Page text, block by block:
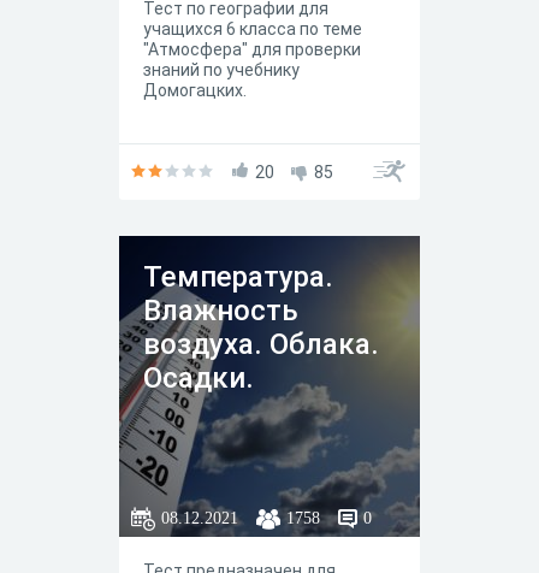
Тест по географии для
учащихся 6 класса по теме
"Атмосфера" для проверки
знаний по учебнику
Домогацких.
20 85
Температура.
Влажность
воздуха. Облака.
Осадки.
08.12.2021 1758 0